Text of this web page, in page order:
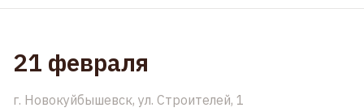
21 февраля
г. Новокуйбышевск, ул. Строителей, 1